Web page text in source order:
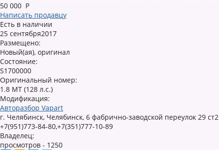
50 000 Р
Написать продавцу
Есть в наличии
25 сентября2017
Размещено:
Новый(ая), оригинал
Состояние:
S1700000
Оригинальный номер:
1.8 MT (128 л.с.)
Модификация:
Авторазбор Vapart
г. Челябинск, Челябинск, 6 фабрично-заводской переулок 29 ст2
+7(951)773-84-80,+7(351)777-10-89
Владелец:
просмотров - 1250